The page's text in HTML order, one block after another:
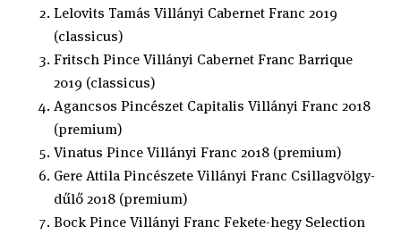
Lelovits Tamás Villányi Cabernet Franc 2019
(classicus)
Fritsch Pince Villányi Cabernet Franc Barrique
2019 (classicus)
Agancsos Pincészet Capitalis Villányi Franc 2018
(premium)
Vinatus Pince Villányi Franc 2018 (premium)
Gere Attila Pincészete Villányi Franc Csillagvölgy-
dűlő 2018 (premium)
Bock Pince Villányi Franc Fekete-hegy Selection